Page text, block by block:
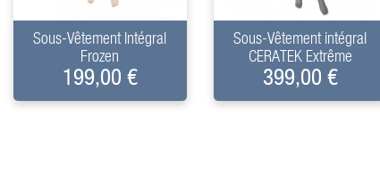
+
Sous-Vêtement Intégral
Frozen
199,00 €
+
Sous-Vêtement intégral
CERATEK Extrême
399,00 €